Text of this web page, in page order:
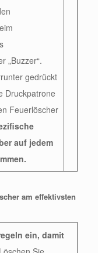
„Buzzer“.
gedrückt
Druckpatrone
Feuerlöscher
auf jedem
am effektivsten
ein, damit